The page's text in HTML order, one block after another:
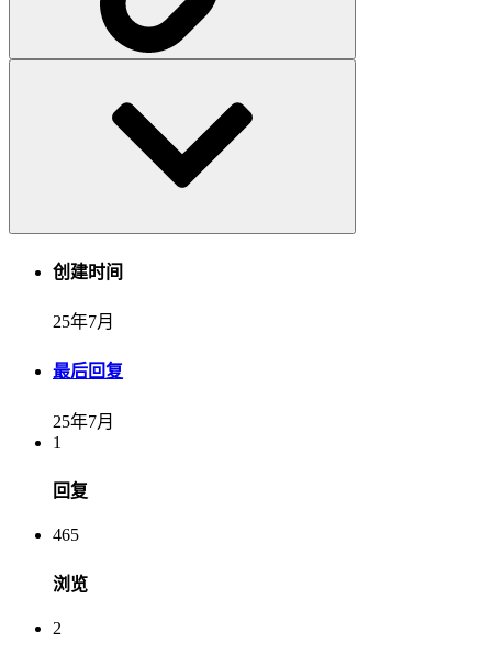
创建时间
25年7月
最后回复
25年7月
1
回复
465
浏览
2